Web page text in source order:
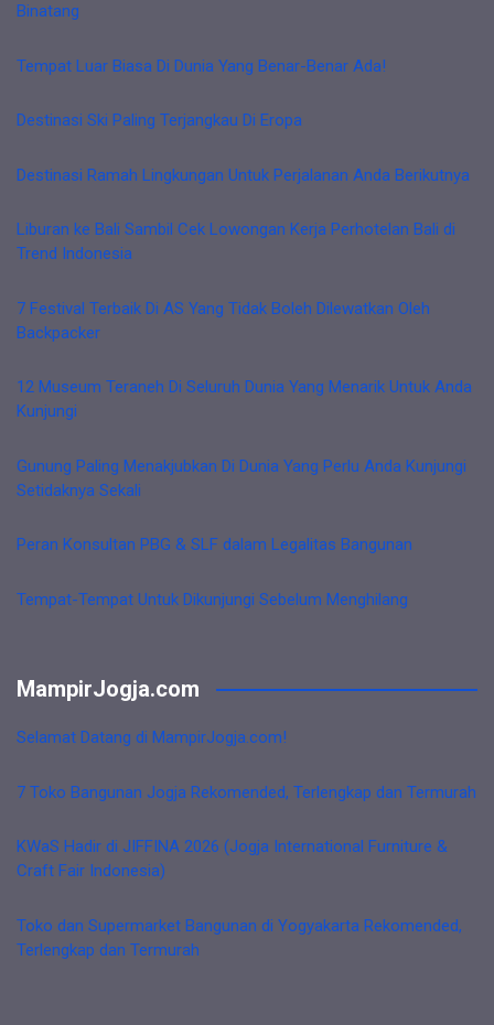
Binatang
Tempat Luar Biasa Di Dunia Yang Benar-Benar Ada!
Destinasi Ski Paling Terjangkau Di Eropa
Destinasi Ramah Lingkungan Untuk Perjalanan Anda Berikutnya
Liburan ke Bali Sambil Cek Lowongan Kerja Perhotelan Bali di
Trend Indonesia
7 Festival Terbaik Di AS Yang Tidak Boleh Dilewatkan Oleh
Backpacker
12 Museum Teraneh Di Seluruh Dunia Yang Menarik Untuk Anda
Kunjungi
Gunung Paling Menakjubkan Di Dunia Yang Perlu Anda Kunjungi
Setidaknya Sekali
Peran Konsultan PBG & SLF dalam Legalitas Bangunan
Tempat-Tempat Untuk Dikunjungi Sebelum Menghilang
MampirJogja.com
Selamat Datang di MampirJogja.com!
7 Toko Bangunan Jogja Rekomended, Terlengkap dan Termurah
KWaS Hadir di JIFFINA 2026 (Jogja International Furniture &
Craft Fair Indonesia)
Toko dan Supermarket Bangunan di Yogyakarta Rekomended,
Terlengkap dan Termurah